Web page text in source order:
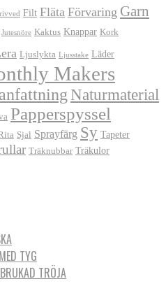
Filt Fläta Förvaring Garn
Jutesnöre Kaktus Knappar Kork
Ljuslykta Ljusstake Läder
Makers
Naturmaterial
Papperspyssel
Sjal Sprayfärg Sy Tapeter
Träknubbar Träkulor
TYG
TRÖJA